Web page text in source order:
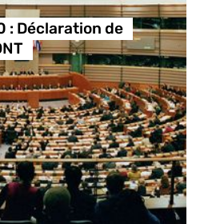
: Déclaration de